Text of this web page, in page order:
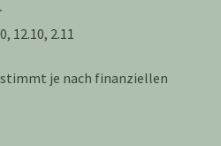
12.10, 2.11
je nach finanziellen